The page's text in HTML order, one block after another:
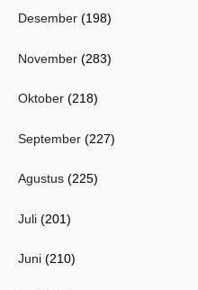
Desember (198)
November (283)
Oktober (218)
September (227)
Agustus (225)
Juli (201)
Juni (210)